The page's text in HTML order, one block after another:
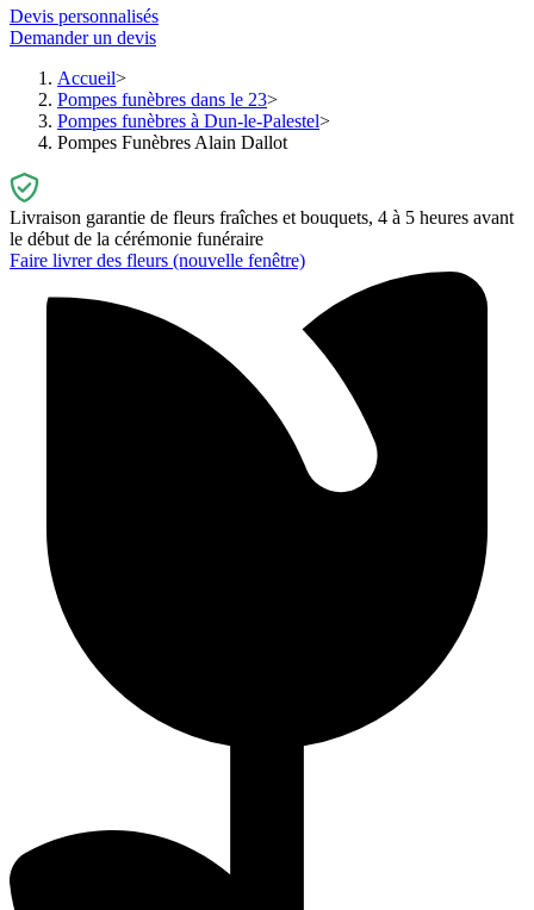
Devis personnalisés
Demander un devis
Accueil
Pompes funèbres dans le 23
Pompes funèbres à Dun-le-Palestel
Pompes Funèbres Alain Dallot
Livraison garantie de fleurs fraîches et bouquets, 4 à 5 heures avant
le début de la cérémonie funéraire
Faire livrer des fleurs (nouvelle fenêtre)